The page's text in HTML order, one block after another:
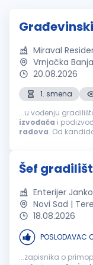
Miraval
Vrnjačka Banja
20.08.2026
1. smena
...u vođenju
izvođača i
radova
Šef
Enterijer
Novi Sad |
18.08.2026
POSLODAVAC
...zapisnika o